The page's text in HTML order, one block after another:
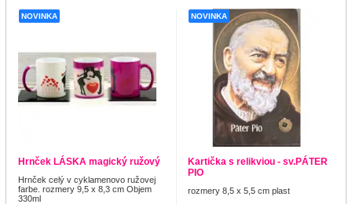
NOVINKA
Hrnček LÁSKA magický ružový
Hrnček celý v cyklamenovo ružovej
farbe. rozmery 9,5 x 8,3 cm Objem
330ml
NOVINKA
Kartička s relikviou - sv.PÁTER
PIO
rozmery 8,5 x 5,5 cm plast